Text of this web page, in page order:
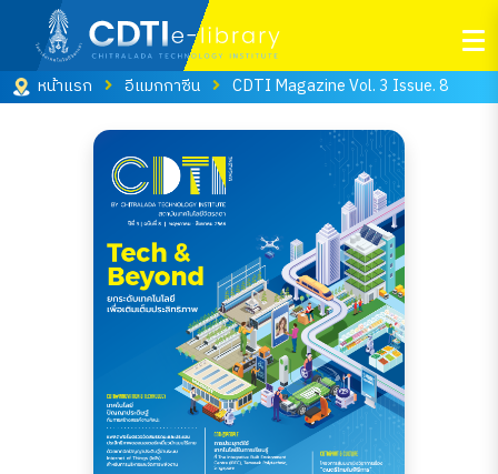
หน้าแรก อีแมกกาซีน CDTI Magazine Vol. 3 Issue. 8